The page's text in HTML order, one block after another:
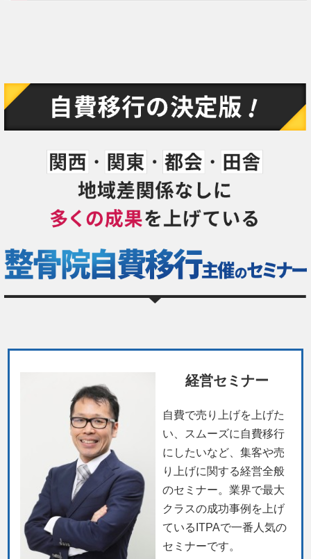
経営セミナー
自費で売り上げを上げた
い、スムーズに自費移行
にしたいなど、集客や売
り上げに関する経営全般
のセミナー。業界で最大
クラスの成功事例を上げ
ているITPAで一番人気の
セミナーです。